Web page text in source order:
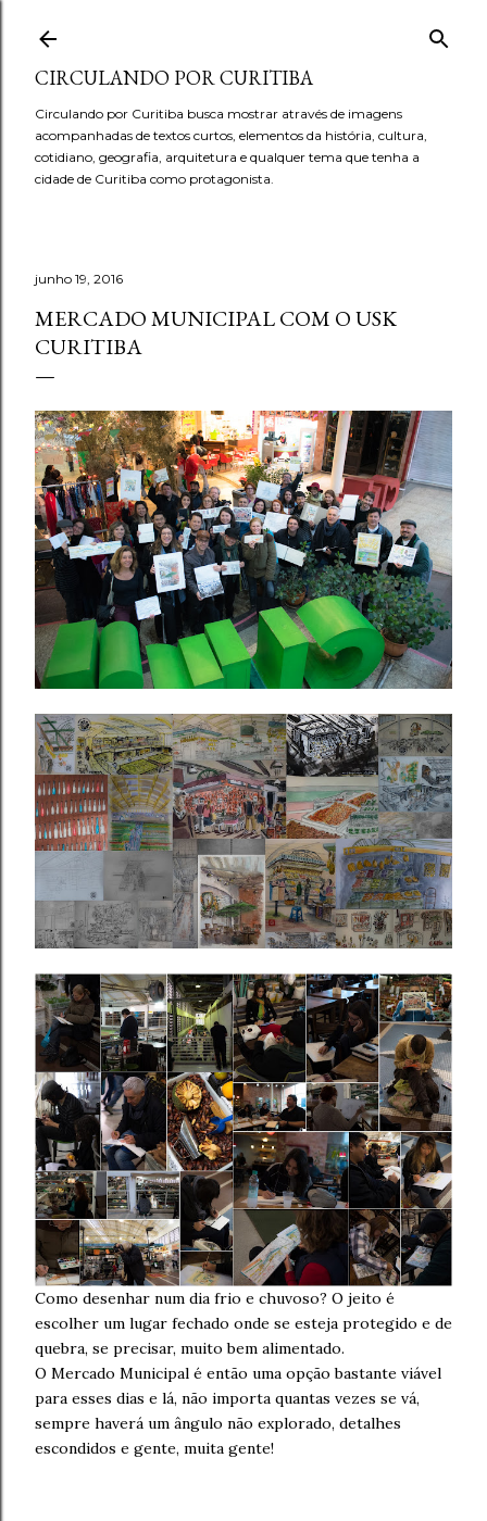
CIRCULANDO POR CURITIBA
Circulando por Curitiba busca mostrar através de imagens
acompanhadas de textos curtos, elementos da história, cultura,
cotidiano, geografia, arquitetura e qualquer tema que tenha a
cidade de Curitiba como protagonista.
junho 19, 2016
MERCADO MUNICIPAL COM O USK
CURITIBA
Como desenhar num dia frio e chuvoso? O jeito é
escolher um lugar fechado onde se esteja protegido e de
quebra, se precisar, muito bem alimentado.
O Mercado Municipal é então uma opção bastante viável
para esses dias e lá, não importa quantas vezes se vá,
sempre haverá um ângulo não explorado, detalhes
escondidos e gente, muita gente!